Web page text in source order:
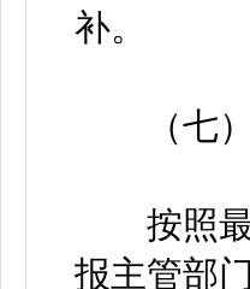
补。
（七）
按照最
报主管部